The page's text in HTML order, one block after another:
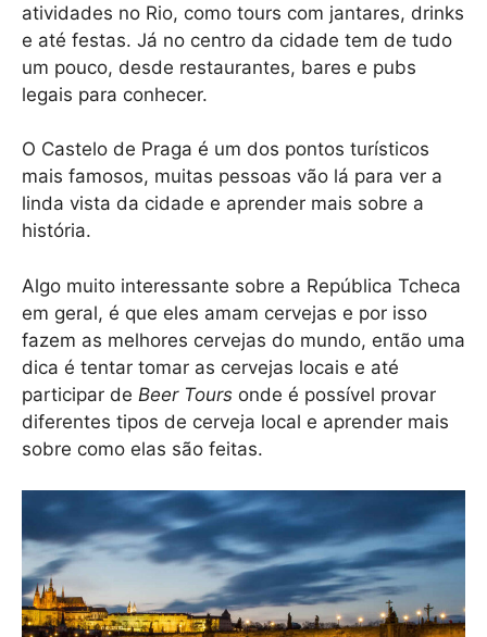
atividades no Rio, como tours com jantares, drinks
e até festas. Já no centro da cidade tem de tudo
um pouco, desde restaurantes, bares e pubs
legais para conhecer.
O Castelo de Praga é um dos pontos turísticos
mais famosos, muitas pessoas vão lá para ver a
linda vista da cidade e aprender mais sobre a
história.
Algo muito interessante sobre a República Tcheca
em geral, é que eles amam cervejas e por isso
fazem as melhores cervejas do mundo, então uma
dica é tentar tomar as cervejas locais e até
participar de Beer Tours onde é possível provar
diferentes tipos de cerveja local e aprender mais
sobre como elas são feitas.